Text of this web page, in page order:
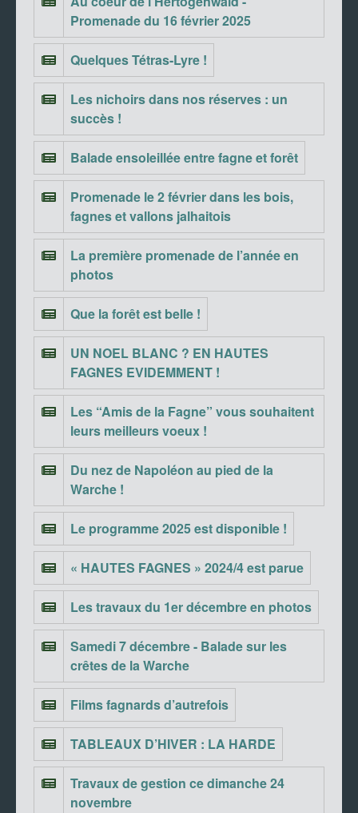
Promenade du 16 février 2025
Quelques Tétras-Lyre !
Les nichoirs dans nos réserves : un
succès !
Balade ensoleillée entre fagne et forêt
Promenade le 2 février dans les bois,
fagnes et vallons jalhaitois
La première promenade de l’année en
photos
Que la forêt est belle !
UN NOEL BLANC ? EN HAUTES
FAGNES EVIDEMMENT !
Les “Amis de la Fagne” vous souhaitent
leurs meilleurs voeux !
Du nez de Napoléon au pied de la
Warche !
Le programme 2025 est disponible !
« HAUTES FAGNES » 2024/4 est parue
Les travaux du 1er décembre en photos
Samedi 7 décembre - Balade sur les
crêtes de la Warche
Films fagnards d’autrefois
TABLEAUX D’HIVER : LA HARDE
Travaux de gestion ce dimanche 24
novembre